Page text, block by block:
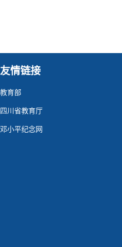
友情链接
教育部
四川省教育厅
邓小平纪念网